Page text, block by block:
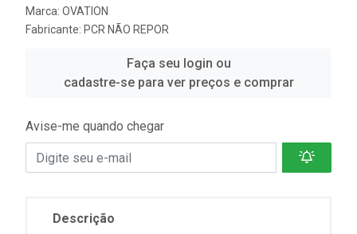
Marca: OVATION
Fabricante: PCR NÃO REPOR
Faça seu login ou
cadastre-se para ver preços e comprar
Avise-me quando chegar
Descrição